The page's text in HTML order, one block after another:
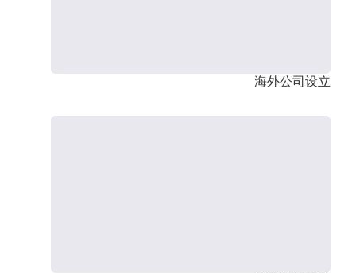
海外公司设立